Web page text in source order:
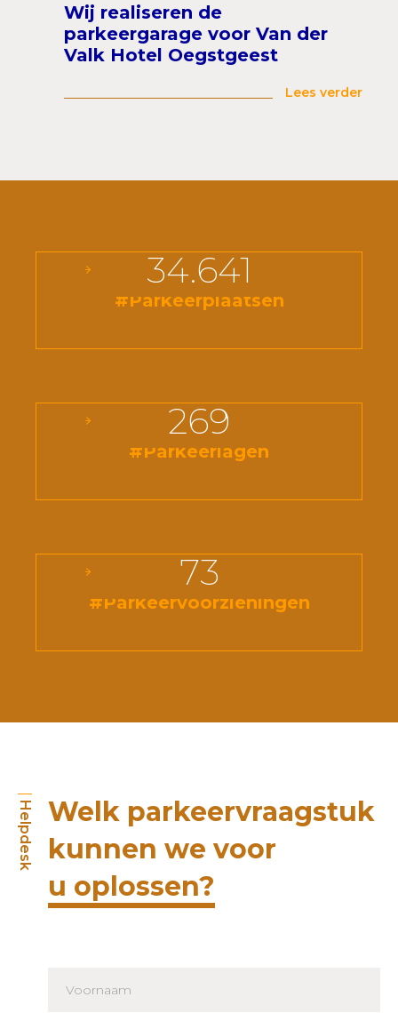
Wij realiseren de
parkeergarage voor Van der
Valk Hotel Oegstgeest
Lees verder
#Parkeerplaatsen
34.641
#Parkeerlagen
269
#Parkeervoorzieningen
73
Helpdesk Welk parkeervraagstuk
kunnen we voor
u oplossen?